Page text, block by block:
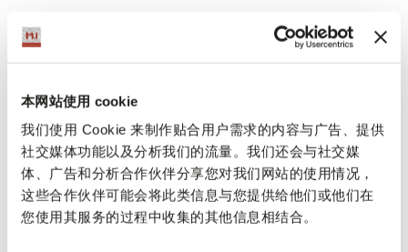
本网站使用 cookie
我们使用 Cookie 来制作贴合用户需求的内容与广告、提供
社交媒体功能以及分析我们的流量。我们还会与社交媒
体、广告和分析合作伙伴分享您对我们网站的使用情况，
这些合作伙伴可能会将此类信息与您提供给他们或他们在
您使用其服务的过程中收集的其他信息相结合。
然而，再生农业与时尚之间的联系并非毫无
争议。这些争议集中在缺乏普遍认可的再生
农业定义和标准、缺乏品牌主张的认证或验
证指南以及再生农业对时尚业可扩展性和整
体影响的不确定性。此外，批评者认为，如
果没有透明和可追溯的供应链，就很难验证
标记为再生农业产品的材料是否真正符合规